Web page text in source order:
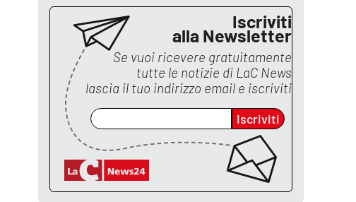
Iscriviti
alla Newsletter
Se vuoi ricevere gratuitamente
tutte le notizie di LaC News
lascia il tuo indirizzo email e iscriviti
Iscriviti